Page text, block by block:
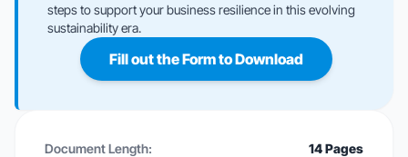
steps to support your business resilience in this evolving
sustainability era.
Fill out the Form to Download
Document Length: 14 Pages